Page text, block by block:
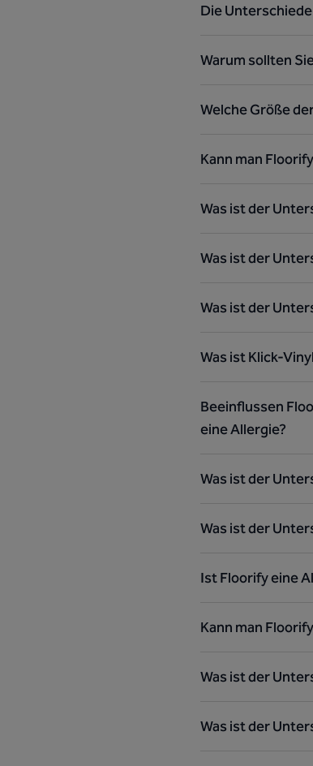
Die
Warum sollten
Welche Größe
Kann man
Was ist der
Was ist der
Was ist der
Was ist Klick-
Beeinflussen
eine Allergie?
Was ist der
Was ist der
Ist Floorify eine
Kann man
Was ist der
Was ist der